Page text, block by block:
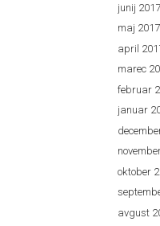
junij 2017
maj 2017
april
marec
februar
januar
oktober
avgust